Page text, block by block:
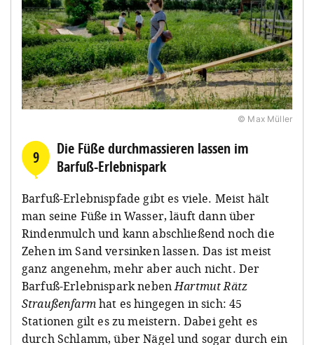
© Max Müller
9
Die Füße durchmassieren lassen im
Barfuß-Erlebnispark
Barfuß-Erlebnispfade gibt es viele. Meist hält
man seine Füße in Wasser, läuft dann über
Rindenmulch und kann abschließend noch die
Zehen im Sand versinken lassen. Das ist meist
ganz angenehm, mehr aber auch nicht. Der
Barfuß-Erlebnispark nebenHartmut Rätz
Straußenfarmhat es hingegen in sich: 45
Stationen gilt es zu meistern. Dabei geht es
durch Schlamm, über Nägel und sogar durch ein